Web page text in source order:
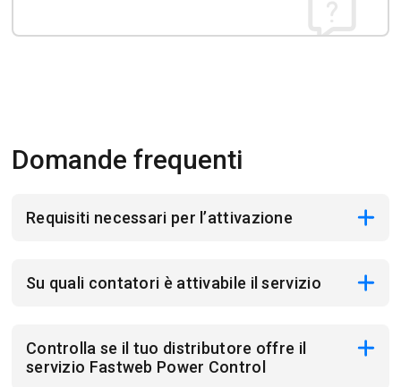
Domande frequenti
Requisiti necessari per l’attivazione
Su quali contatori è attivabile il servizio
Controlla se il tuo distributore offre il
servizio Fastweb Power Control